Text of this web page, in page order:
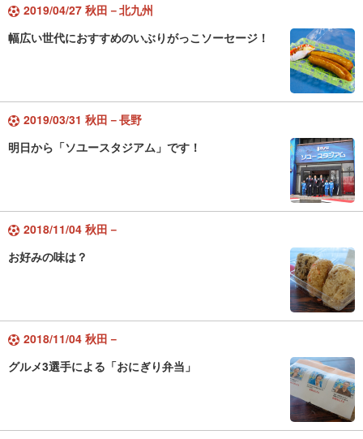
2019/04/27 秋田－北九州
幅広い世代におすすめのいぶりがっこソーセージ！
2019/03/31 秋田－長野
明日から「ソユースタジアム」です！
2018/11/04 秋田－
お好みの味は？
2018/11/04 秋田－
グルメ3選手による「おにぎり弁当」